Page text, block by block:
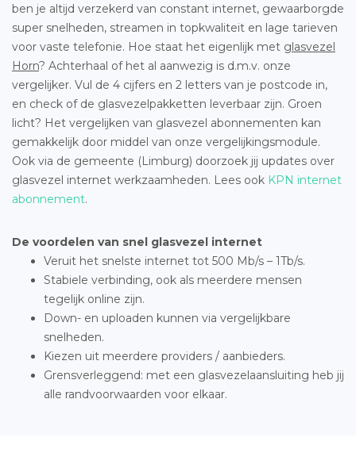
ben je altijd verzekerd van constant internet, gewaarborgde
super snelheden, streamen in topkwaliteit en lage tarieven
voor vaste telefonie. Hoe staat het eigenlijk met glasvezel
Horn? Achterhaal of het al aanwezig is d.m.v. onze
vergelijker. Vul de 4 cijfers en 2 letters van je postcode in,
en check of de glasvezelpakketten leverbaar zijn. Groen
licht? Het vergelijken van glasvezel abonnementen kan
gemakkelijk door middel van onze vergelijkingsmodule.
Ook via de gemeente (Limburg) doorzoek jij updates over
glasvezel internet werkzaamheden. Lees ook KPN internet
abonnement.
De voordelen van snel glasvezel internet
Veruit het snelste internet tot 500 Mb/s – 1Tb/s.
Stabiele verbinding, ook als meerdere mensen
tegelijk online zijn.
Down- en uploaden kunnen via vergelijkbare
snelheden.
Kiezen uit meerdere providers / aanbieders.
Grensverleggend: met een glasvezelaansluiting heb jij
alle randvoorwaarden voor elkaar.